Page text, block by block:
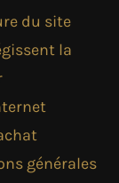
du site
la
générales